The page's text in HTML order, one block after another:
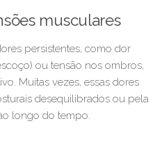
musculares
persistentes, como dor
ou tensão nos ombros,
Muitas vezes, essas dores
desequilibrados ou pela
longo do tempo.